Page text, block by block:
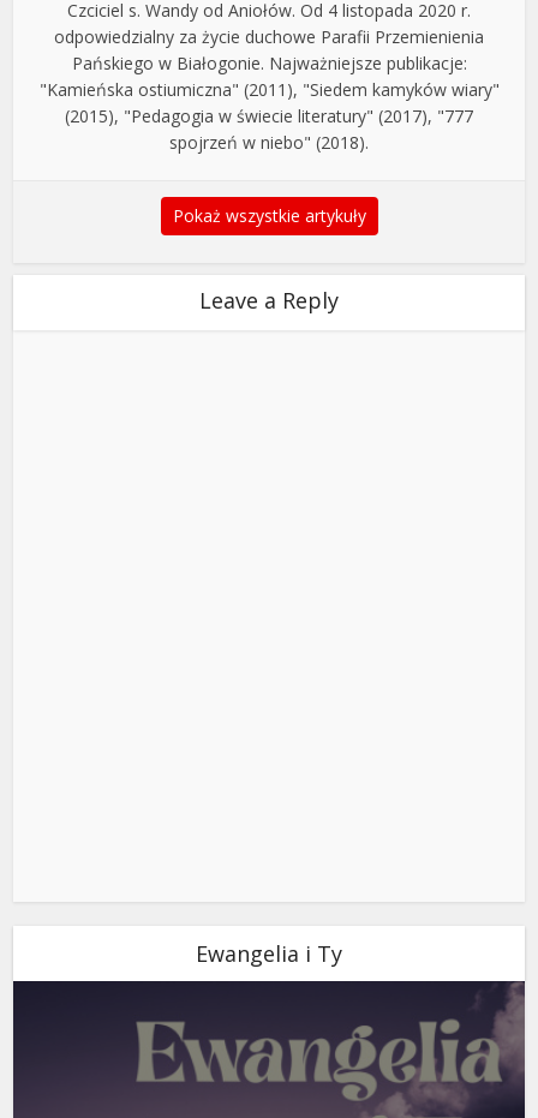
Czciciel s. Wandy od Aniołów. Od 4 listopada 2020 r.
odpowiedzialny za życie duchowe Parafii Przemienienia
Pańskiego w Białogonie. Najważniejsze publikacje:
"Kamieńska ostiumiczna" (2011), "Siedem kamyków wiary"
(2015), "Pedagogia w świecie literatury" (2017), "777
spojrzeń w niebo" (2018).
Pokaż wszystkie artykuły
Leave a Reply
Ewangelia i Ty